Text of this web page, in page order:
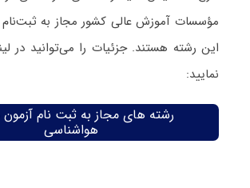
مؤسسات آموزش عالی کشور مجاز به ثبت‌نام
این رشته هستند. جزئیات را می‌توانید در
نمایید:
رشته های مجاز به ثبت نام
هواشناسی